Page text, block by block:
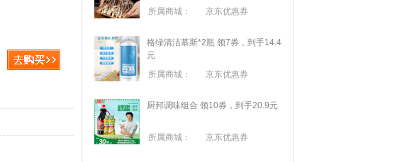
所属商城：
京东优惠券
格绿清洁慕斯*2瓶 领7券，到手14.4
元
所属商城：
京东优惠券
厨邦调味组合 领10券，到手20.9元
所属商城： 京东优惠券